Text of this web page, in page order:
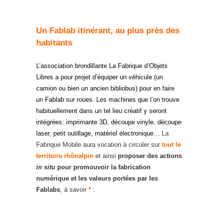
Un Fablab itinérant, au plus près des
habitants
L’association brondillante La Fabrique d’Objets
Libres a pour projet d’équiper un véhicule (un
camion ou bien un ancien bibliobus) pour en faire
un Fablab sur roues. Les machines que l’on trouve
habituellement dans un tel lieu créatif y seront
intégrées: imprimante 3D, découpe vinyle, découpe
laser, petit outillage, matériel électronique… La
Fabrique Mobile aura vocation à circuler sur tout le
territoire rhônalpin et ainsi proposer des actions
in situ pour promouvoir la fabrication
numérique et les valeurs portées par les
Fablabs , à savoir * :